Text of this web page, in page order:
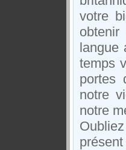
votre
langue
temps
portes
notre
notre